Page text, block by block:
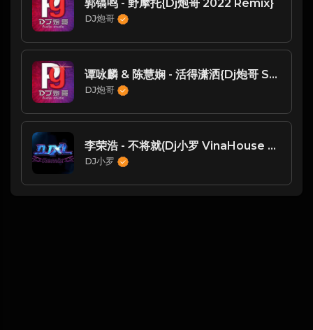
郭镐鸣 - 野摩托{Dj炮哥 2022 Remix}
DJ炮哥
谭咏麟 & 陈慧娴 - 活得潇洒{Dj炮哥 Studio Remix}
DJ炮哥
李荣浩 - 不将就(Dj小罗 VinaHouse Rmx 2024)
DJ小罗